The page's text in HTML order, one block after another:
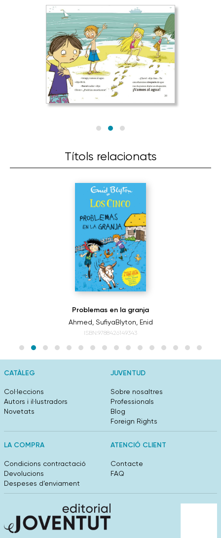
Títols relacionats
Problemas en la granja
Ahmed, SufiyaBlyton, Enid
ISBN:9788426149343
CATÀLEG
Col·leccions
Autors i il·lustradors
Novetats
JUVENTUD
Sobre nosaltres
Professionals
Blog
Foreign Rights
LA COMPRA
Condicions contractació
Devolucions
Despeses d’enviament
ATENCIÓ CLIENT
Contacte
FAQ